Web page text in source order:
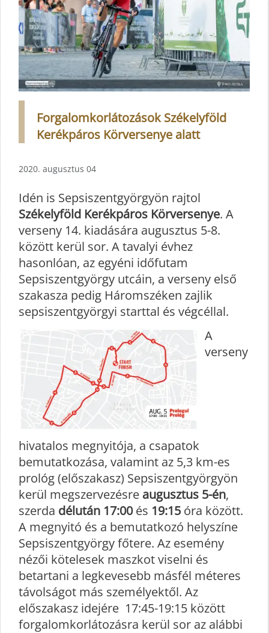
Forgalomkorlátozások Székelyföld
Kerékpáros Körversenye alatt
2020. augusztus 04
Idén is Sepsiszentgyörgyön rajtol
Székelyföld Kerékpáros Körversenye. A
verseny 14. kiadására augusztus 5-8.
között kerül sor. A tavalyi évhez
hasonlóan, az egyéni időfutam
Sepsiszentgyörgy utcáin, a verseny első
szakasza pedig Háromszéken zajlik
sepsiszentgyörgyi starttal és végcéllal.
A
verseny
hivatalos megnyitója, a csapatok
bemutatkozása, valamint az 5,3 km-es
prológ (előszakasz) Sepsiszentgyörgyön
kerül megszervezésre augusztus 5-én,
szerda délután 17:00és 19:15 óra között.
A megnyitó és a bemutatkozó helyszíne
Sepsiszentgyörgy főtere. Az esemény
nézői kötelesek maszkot viselni és
betartani a legkevesebb másfél méteres
távolságot más személyektől. Az
előszakasz idejére 17:45-19:15 között
forgalomkorlátozásra kerül sor az alábbi